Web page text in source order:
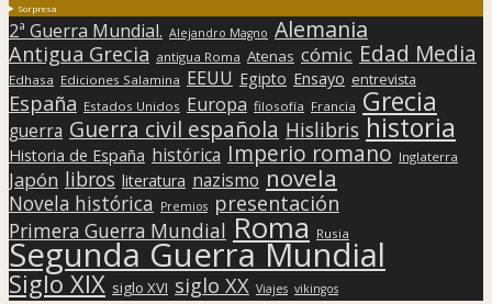
Sorpresa
2ª Guerra Mundial. Alejandro Magno Alemania
Antigua Grecia antigua Roma Atenas cómic Edad Media
Edhasa Ediciones Salamina EEUU Egipto Ensayo entrevista
España Estados Unidos Europa filosofía Francia Grecia
guerra Guerra civil española Hislibris historia
Historia de España histórica Imperio romano Inglaterra
Japón libros literatura nazismo novela
Novela histórica Premios presentación
Primera Guerra Mundial Roma Rusia
Segunda Guerra Mundial
Siglo XIX siglo XVI siglo XX Viajes vikingos